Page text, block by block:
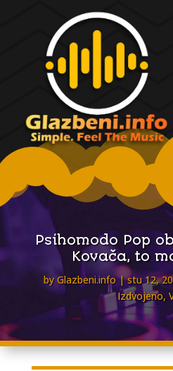
Psihomodo Pop
Kovača, to
byGlazbeni.info stu 12,
Izdvojeno,